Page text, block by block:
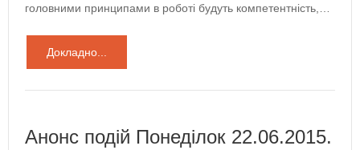
головними принципами в роботі будуть компетентність,…
Докладно...
Анонс подій Понеділок 22.06.2015.